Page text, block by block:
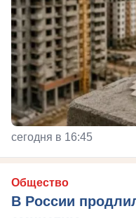
сегодня в 16:45
Общество
В России